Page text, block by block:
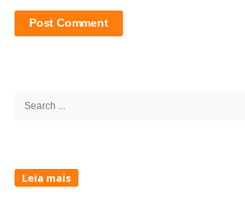
Search
Leia mais